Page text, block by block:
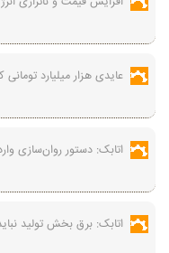
عایدی هزار میلیارد تومانی
اتابک: دستور روان‌سازی
اتابک: برق بخش تولید نباید